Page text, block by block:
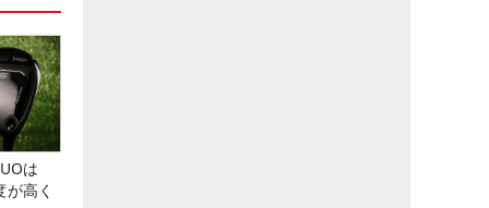
は
高く